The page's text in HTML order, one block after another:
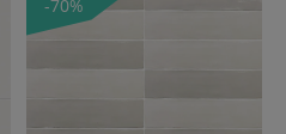
-70%